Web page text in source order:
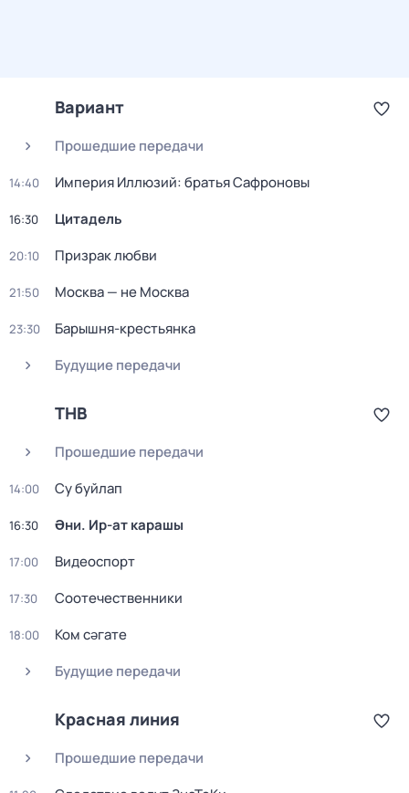
Вариант
Прошедшие передачи
14:40 Империя Иллюзий: братья Сафроновы
16:30 Цитадель
20:10 Призрак любви
21:50 Москва — не Москва
23:30
Барышня-крестьянка
Будущие передачи
ТНВ
Прошедшие передачи
14:00 Су буйлап
16:30 Әни. Ир-ат карашы
17:00 Видеоспорт
17:30 Соотечественники
18:00
Ком сәгате
Будущие передачи
Красная линия
Прошедшие передачи